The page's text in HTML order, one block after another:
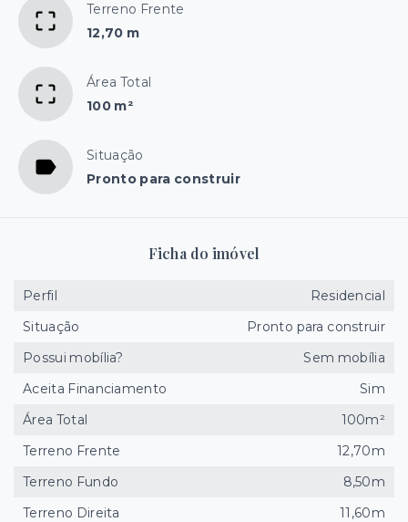
Terreno Frente
12,70 m
Área Total
100 m²
Situação
Pronto para construir
Ficha do imóvel
Perfil
Residencial
Situação
Pronto para construir
Possui mobília?
Sem mobília
Aceita Financiamento
Sim
Área Total
100m²
Terreno Frente
12,70m
Terreno Fundo
8,50m
Terreno Direita
11,60m